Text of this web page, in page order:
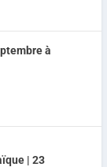
à
| 23